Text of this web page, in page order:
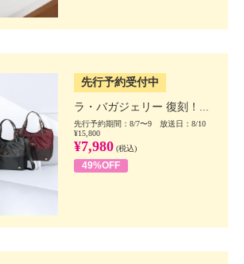
先行予約受付中
ラ・バガジェリー 復刻！...
先行予約期間：8/7〜9 放送日：8/10
¥15,800
¥7,980 (税込)
49%OFF